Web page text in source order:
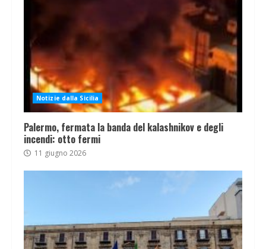
Notizie dalla Sicilia
Palermo, fermata la banda del kalashnikov e degli
incendi: otto fermi
11 giugno 2026